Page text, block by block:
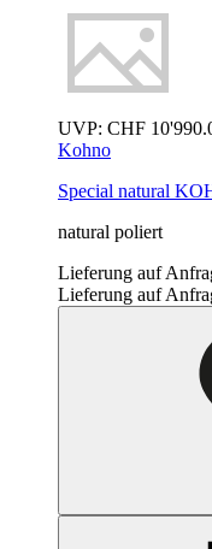
UVP: CHF
Kohno
Special natural
natural poliert
Lieferung auf
Lieferung auf